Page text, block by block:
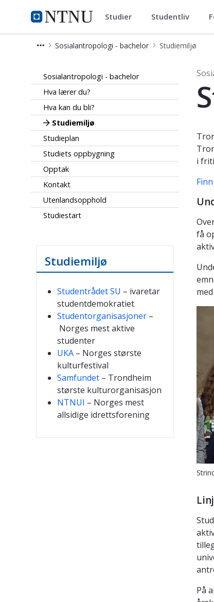
NTNU Hjemmeside
Sosialantropologi - bachelor
Studier Studentliv
Sosialantropologi - bachelor Studiemiljø
Sosialantropologi - bachelor
Hva lærer du?
Hva kan du bli?
Studiemiljø
Studieplan
Studiets oppbygning
Opptak
Kontakt
Utenlandsopphold
Studiestart
Studiemiljø
Studentrådet SU – ivaretar
studentdemokratiet
Studentorganisasjoner –
Norges mest aktive
studenter
UKA – Norges største
kulturfestival
Samfundet – Trondheim
største kulturorganisasjon
NTNUI – Norges mest
allsidige idrettsforening
i
få
På